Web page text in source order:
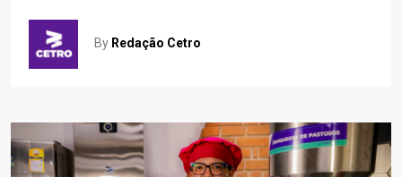
By Redação Cetro